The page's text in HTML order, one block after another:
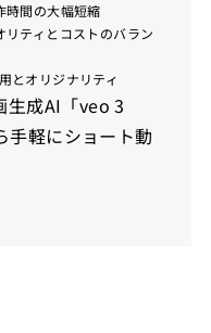
時間の大幅短縮
ティとコストのバラン
とオリジナリティ
成AI「veo 3
手軽にショート動